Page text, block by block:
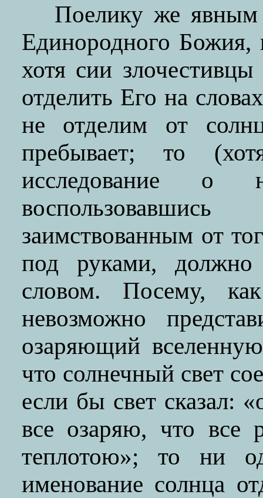
Поелику же явным
Единородного Божия,
хотя сии
отделить Его на
не отделим от
пребывает; то
исследование о
заимствованным от
под руками,
словом. Посему,
невозможно
озаряющий
что солнечный свет
если бы свет сказал:
все озаряю, что все
теплотою»; то ни
именование солнца